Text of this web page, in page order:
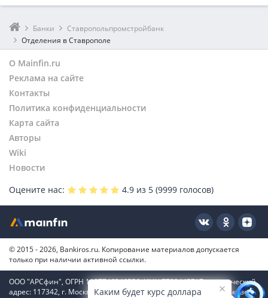
Банки
Ставропольпромстройбанк
Отделения в Ставрополе
О Mainfin.ru
Реклама на сайте
Контакты
Политика конфиденциальности
Карта сайта
Авторы
Wiki
Новости
Оцените нас:
4.9 из 5 (9999 голосов)
© 2015 - 2026, Bankiros.ru. Копирование материалов допускается
только при наличии активной ссылки.
ООО "АРСфин", ОГРН 1187746346556, ИНН 7722445717, юридический
адрес: 117342, г. Москва, вн. тер. г. муниципальный округ Коньково,
Каким будет курс доллара